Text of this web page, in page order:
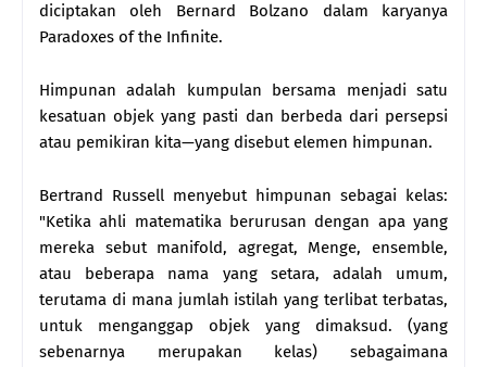
diciptakan oleh Bernard Bolzano dalam karyanya
Paradoxes of the Infinite.
Himpunan adalah kumpulan bersama menjadi satu
kesatuan objek yang pasti dan berbeda dari persepsi
atau pemikiran kita—yang disebut elemen himpunan.
Bertrand Russell menyebut himpunan sebagai kelas:
"Ketika ahli matematika berurusan dengan apa yang
mereka sebut manifold, agregat, Menge, ensemble,
atau beberapa nama yang setara, adalah umum,
terutama di mana jumlah istilah yang terlibat terbatas,
untuk menganggap objek yang dimaksud. (yang
sebenarnya merupakan kelas) sebagaimana